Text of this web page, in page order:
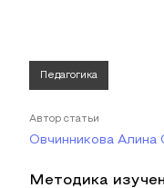
Педагогика
Автор статьи
Овчинникова Алина
Методика